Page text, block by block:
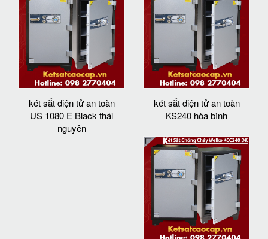
két sắt điện tử an toàn
US 1080 E Black thái
nguyên
két sắt điện tử an toàn
KS240 hòa bình